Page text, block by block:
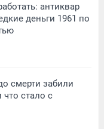
антиквар
деньги 1961 по
смерти забили
стало с